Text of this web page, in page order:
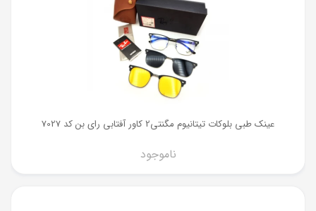
عینک طبی بلوکات تیتانیوم مگنتی2 کاور آفتابی رای بن کد 7027
ناموجود